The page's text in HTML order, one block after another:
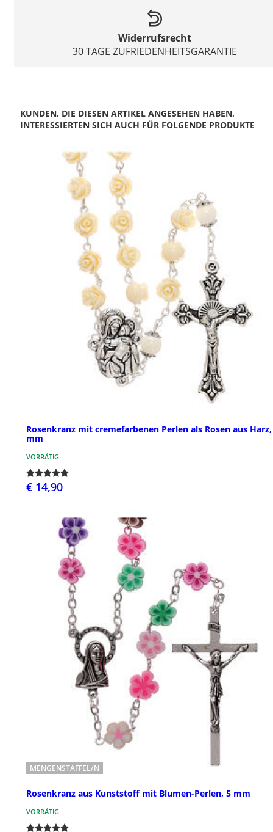
Widerrufsrecht
30 TAGE ZUFRIEDENHEITSGARANTIE
KUNDEN, DIE DIESEN ARTIKEL ANGESEHEN HABEN,
INTERESSIERTEN SICH AUCH FÜR FOLGENDE PRODUKTE
Rosenkranz mit cremefarbenen Perlen als Rosen aus
mm
VORRÄTIG
€ 14,90
MENGENSTAFFEL/N
Rosenkranz aus Kunststoff mit Blumen-Perlen, 5 mm
VORRÄTIG